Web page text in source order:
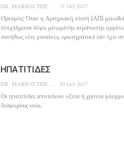
DR. MARIOS THEODOTOU 31 Oct 2017
Ορισμός: Όταν η Αρτηριακή πίεση (ΑΠ)
ενοχλήματα λόγω μειωμένης αιμάτωσης
συνήθως νέες γυναίκες, ερωτηματικό εάν
ΗΠΑΤΙΤΙΔΕΣ
30 Oct 2017
Οι ηπατίτιδες αποτελούν οξεία ή χρόνια
διάφορους ιούς.